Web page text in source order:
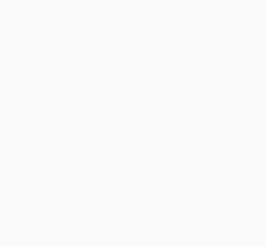
منظم و با تجربه در خود سعی برجلب رضایت مشتریان کرده است.
با بهترین طمع و کیفیت سرو شوند.
ببرید و خاطره ای خوش را برای خود و عزیزانتان به ارمغان آورید.
آرام به صرف انواع نوشیدنی های سرد و گرم و یا دسر های
تمامی این امکانات سبب شده است تا مهمانان با خشنودی و رضایت